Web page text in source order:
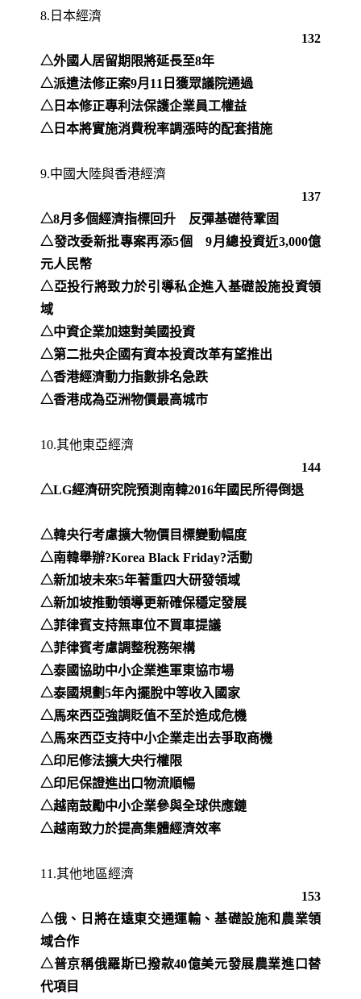
8.日本經濟
132
△外國人居留期限將延長至8年
△派遣法修正案9月11日獲眾議院通過
△日本修正專利法保護企業員工權益
△日本將實施消費稅率調漲時的配套措施
9.中國大陸與香港經濟
137
△8月多個經濟指標回升 反彈基礎待鞏固
△發改委新批專案再添5個 9月總投資近3,000億
元人民幣
△亞投行將致力於引導私企進入基礎設施投資領
域
△中資企業加速對美國投資
△第二批央企國有資本投資改革有望推出
△香港經濟動力指數排名急跌
△香港成為亞洲物價最高城市
10.其他東亞經濟
144
△LG經濟研究院預測南韓2016年國民所得倒退
△韓央行考慮擴大物價目標變動幅度
△南韓舉辦?Korea Black Friday?活動
△新加坡未來5年著重四大研發領域
△新加坡推動領導更新確保穩定發展
△菲律賓支持無車位不買車提議
△菲律賓考慮調整稅務架構
△泰國協助中小企業進軍東協市場
△泰國規劃5年內擺脫中等收入國家
△馬來西亞強調貶值不至於造成危機
△馬來西亞支持中小企業走出去爭取商機
△印尼修法擴大央行權限
△印尼保證進出口物流順暢
△越南鼓勵中小企業參與全球供應鏈
△越南致力於提高集體經濟效率
11.其他地區經濟
153
△俄、日將在遠東交通運輸、基礎設施和農業領
域合作
△普京稱俄羅斯已撥款40億美元發展農業進口替
代項目